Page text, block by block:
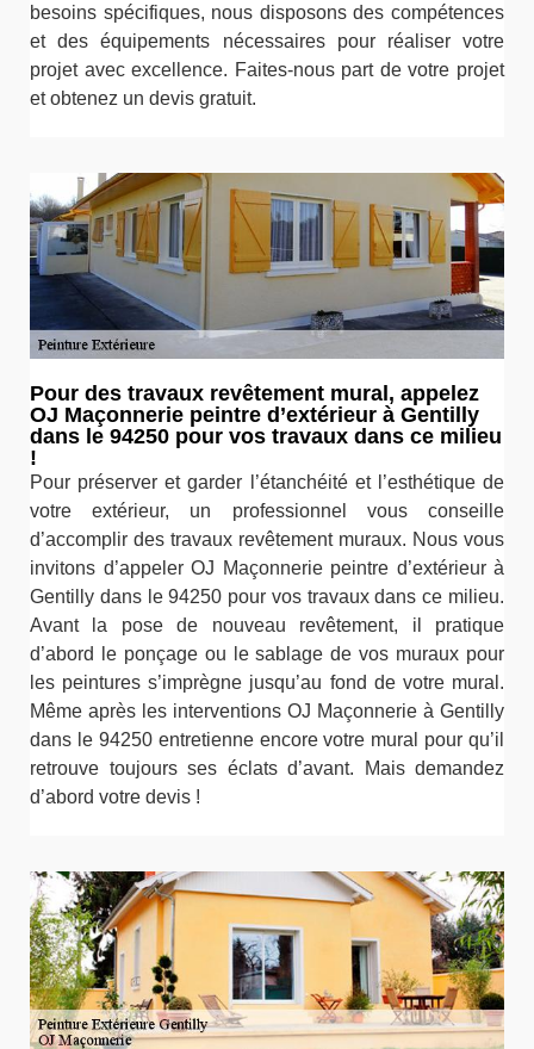
besoins spécifiques, nous disposons des compétences
et des équipements nécessaires pour réaliser votre
projet avec excellence. Faites-nous part de votre projet
et obtenez un devis gratuit.
Pour des travaux revêtement mural, appelez
OJ Maçonnerie peintre d’extérieur à Gentilly
dans le 94250 pour vos travaux dans ce milieu
!
Pour préserver et garder l’étanchéité et l’esthétique de
votre extérieur, un professionnel vous conseille
d’accomplir des travaux revêtement muraux. Nous vous
invitons d’appeler OJ Maçonnerie peintre d’extérieur à
Gentilly dans le 94250 pour vos travaux dans ce milieu.
Avant la pose de nouveau revêtement, il pratique
d’abord le ponçage ou le sablage de vos muraux pour
les peintures s’imprègne jusqu’au fond de votre mural.
Même après les interventions OJ Maçonnerie à Gentilly
dans le 94250 entretienne encore votre mural pour qu’il
retrouve toujours ses éclats d’avant. Mais demandez
d’abord votre devis !